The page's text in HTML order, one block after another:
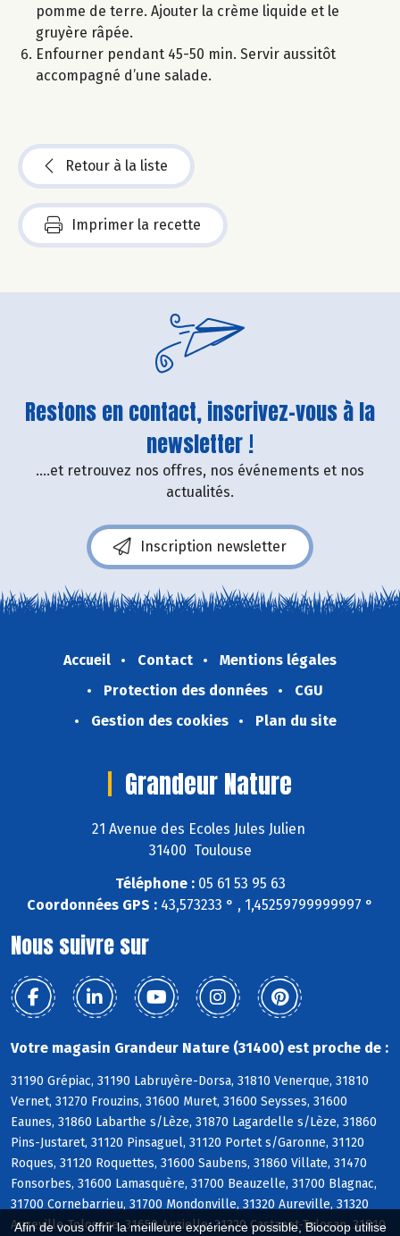
Afin de vous offrir la meilleure expérience possible, Biocoop utilise
pomme de terre. Ajouter la crème liquide et le
gruyère râpée.
Enfourner pendant 45-50 min. Servir aussitôt
accompagné d’une salade.
Retour à la liste
Imprimer la recette
Restons en contact, inscrivez-vous à la
newsletter !
....et retrouvez nos offres, nos événements et nos
actualités.
Inscription newsletter
Accueil Contact
Mentions légales
Protection des données
CGU
Gestion des cookies
Plan du site
Grandeur Nature
21 Avenue des Ecoles Jules Julien
31400 Toulouse
Téléphone :05 61 53 95 63
Coordonnées GPS : 43,573233 ° , 1,45259799999997 °
Nous suivre sur
Votre magasin Grandeur Nature (31400) est proche de :
31190 Grépiac, 31190 Labruyère-Dorsa, 31810 Venerque, 31810
Vernet, 31270 Frouzins, 31600 Muret, 31600 Seysses, 31600
Eaunes, 31860 Labarthe s/Lèze, 31870 Lagardelle s/Lèze, 31860
Pins-Justaret, 31120 Pinsaguel, 31120 Portet s/Garonne, 31120
Roques, 31120 Roquettes, 31600 Saubens, 31860 Villate, 31470
Fonsorbes, 31600 Lamasquère, 31700 Beauzelle, 31700 Blagnac,
31700 Cornebarrieu, 31700 Mondonville, 31320 Aureville, 31320
Auzeville-Tolosane, 31650 Auzielle, 31320 Castanet-Tolosan, 31810